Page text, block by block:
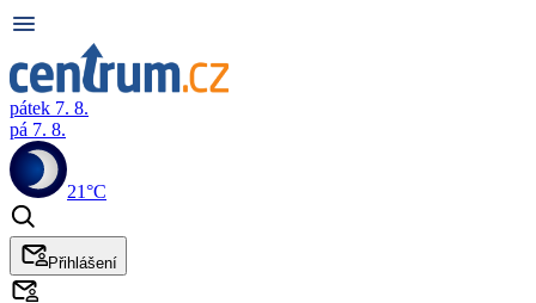
pátek 7. 8.
pá 7. 8.
21°C
Přihlášení